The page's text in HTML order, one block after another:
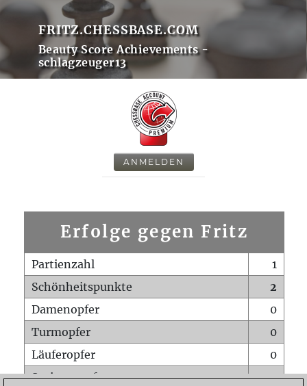
FRITZ.CHESSBASE.COM
Beauty Score Achievements -
schlagzeuger13
ANMELDEN
Erfolge gegen Fritz
Partienzahl
1
Schönheitspunkte
2
Damenopfer
0
Turmopfer
0
Läuferopfer
0
Springeropfer
1